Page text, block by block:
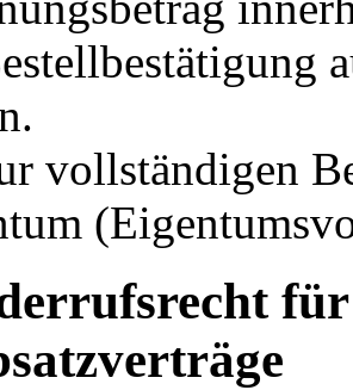
vollständigen